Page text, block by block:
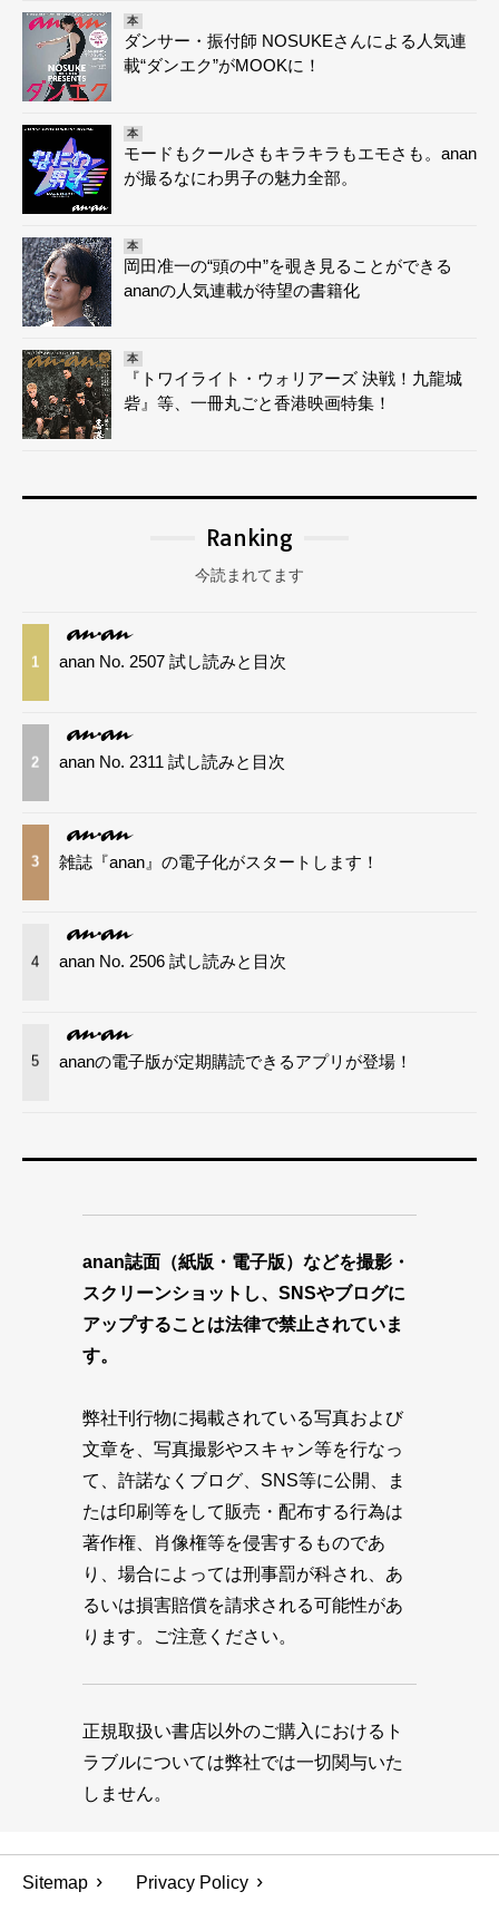
本
ダンサー・振付師 NOSUKEさんによる人気連
載“ダンエク”がMOOKに！
本
モードもクールさもキラキラもエモさも。anan
が撮るなにわ男子の魅力全部。
本
岡田准一の“頭の中”を覗き見ることができる
ananの人気連載が待望の書籍化
本
『トワイライト・ウォリアーズ 決戦！九龍城
砦』等、一冊丸ごと香港映画特集！
Ranking
今読まれてます
1 anan No. 2507 試し読みと目次
2 anan No. 2311 試し読みと目次
3 雑誌『anan』の電子化がスタートします！
4 anan No. 2506 試し読みと目次
5 ananの電子版が定期購読できるアプリが登場！
anan誌面（紙版・電子版）などを撮影・
スクリーンショットし、SNSやブログに
アップすることは法律で禁止されていま
す。
弊社刊行物に掲載されている写真および
文章を、写真撮影やスキャン等を行なっ
て、許諾なくブログ、SNS等に公開、ま
たは印刷等をして販売・配布する行為は
著作権、肖像権等を侵害するものであ
り、場合によっては刑事罰が科され、あ
るいは損害賠償を請求される可能性があ
ります。ご注意ください。
正規取扱い書店以外のご購入におけるト
ラブルについては弊社では一切関与いた
しません。
Sitemap Privacy Policy